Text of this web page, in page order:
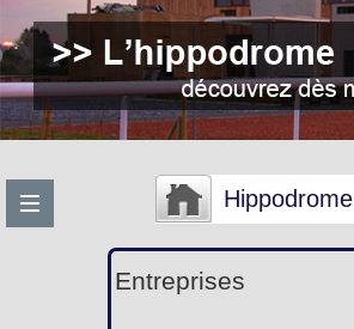
Hippodrome
Entreprises